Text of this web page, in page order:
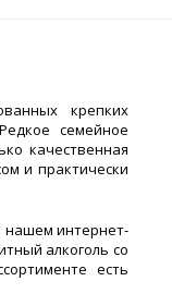
крепких
семейное
качественная
и практически
нашем интернет-
алкоголь со
есть